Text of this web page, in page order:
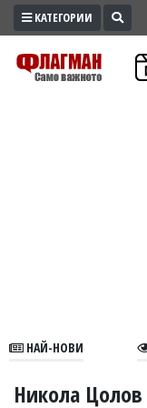
ПРОМО
ЗОНА
В
КАТЕГОРИИ
НАЙ-НОВИ
Никола